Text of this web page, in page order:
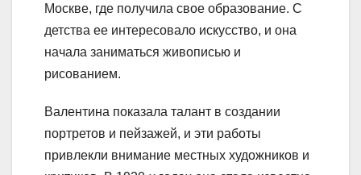
Москве, где получила свое образование. С
детства ее интересовало искусство, и она
начала заниматься живописью и
рисованием.
Валентина показала талант в создании
портретов и пейзажей, и эти работы
привлекли внимание местных художников и